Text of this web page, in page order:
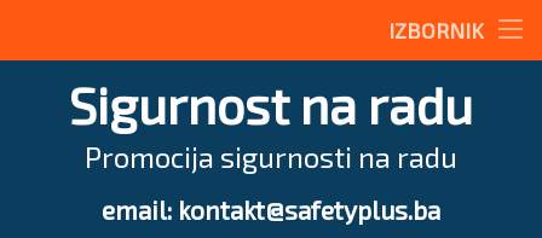
IZBORNIK
Radne upute
Magazin
Sigurnost na radu
Promocija sigurnosti na radu
email: kontakt@safetyplus.ba